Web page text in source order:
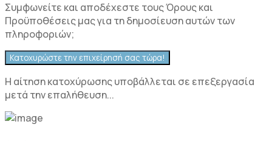
Συμφωνείτε και αποδέχεστε τους Όρους και
Προϋποθέσεις μας για τη δημοσίευση αυτών των
πληροφοριών;
Η αίτηση κατοχύρωσης υποβάλλεται σε επεξεργασία
μετά την επαλήθευση...